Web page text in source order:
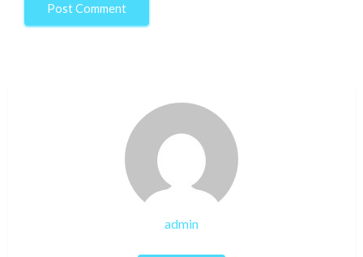
admin